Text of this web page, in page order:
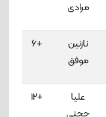
مرادی
نازنین
موفق
+6
علیا
+12